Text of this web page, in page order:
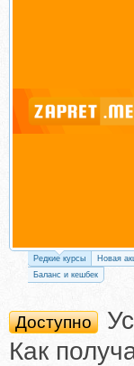
Редкие курсы Новая
Баланс и кешбек
Доступно
Как